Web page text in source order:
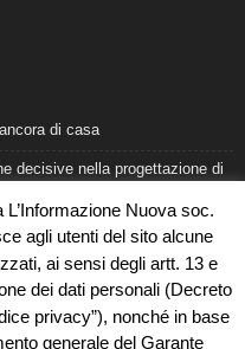
di casa
decisive nella progettazione di
2026 sulla qualità del mare
ardente per l’ultimo saluto
i segnali veri
Nuova soc.
agli utenti del sito alcune
ai sensi degli artt. 13 e
dei dati personali (Decreto
privacy”), nonché in base
generale del Garante